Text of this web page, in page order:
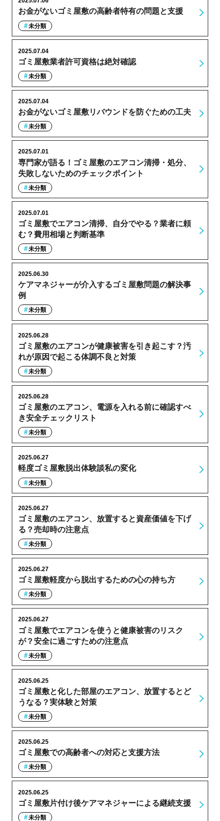
お金がないゴミ屋敷の高齢者特有の問題と支援
未分類
ゴミ屋敷業者許可資格は絶対確認
2025.07.04
未分類
お金がないゴミ屋敷リバウンドを防ぐための工夫
2025.07.04
未分類
専門家が語る！ゴミ屋敷のエアコン清掃・処分、
失敗しないためのチェックポイント
2025.07.01
未分類
ゴミ屋敷でエアコン清掃、自分でやる？業者に頼
む？費用相場と判断基準
2025.07.01
未分類
ケアマネジャーが介入するゴミ屋敷問題の解決事
例
2025.06.30
未分類
ゴミ屋敷のエアコンが健康被害を引き起こす？汚
れが原因で起こる体調不良と対策
2025.06.28
未分類
ゴミ屋敷のエアコン、電源を入れる前に確認すべ
き安全チェックリスト
2025.06.28
未分類
軽度ゴミ屋敷脱出体験談私の変化
2025.06.27
未分類
ゴミ屋敷のエアコン、放置すると資産価値を下げ
る？売却時の注意点
2025.06.27
未分類
ゴミ屋敷軽度から脱出するための心の持ち方
2025.06.27
未分類
ゴミ屋敷でエアコンを使うと健康被害のリスク
が？安全に過ごすための注意点
2025.06.27
未分類
ゴミ屋敷と化した部屋のエアコン、放置するとど
うなる？実体験と対策
2025.06.25
未分類
ゴミ屋敷での高齢者への対応と支援方法
2025.06.25
未分類
ゴミ屋敷片付け後ケアマネジャーによる継続支援
2025.06.25
未分類